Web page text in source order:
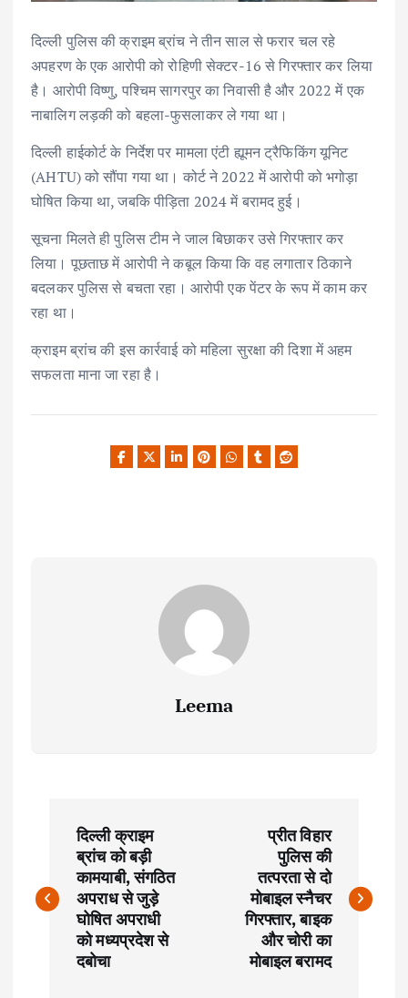
दिल्ली पुलिस की क्राइम ब्रांच ने तीन साल से फरार चल रहे
अपहरण के एक आरोपी को रोहिणी सेक्टर-16 से गिरफ्तार कर लिया
है। आरोपी विष्णु, पश्चिम सागरपुर का निवासी है और 2022 में एक
नाबालिग लड़की को बहला-फुसलाकर ले गया था।
दिल्ली हाईकोर्ट के निर्देश पर मामला एंटी ह्यूमन ट्रैफिकिंग यूनिट
(AHTU) को सौंपा गया था। कोर्ट ने 2022 में आरोपी को भगोड़ा
घोषित किया था, जबकि पीड़िता 2024 में बरामद हुई।
सूचना मिलते ही पुलिस टीम ने जाल बिछाकर उसे गिरफ्तार कर
लिया। पूछताछ में आरोपी ने कबूल किया कि वह लगातार ठिकाने
बदलकर पुलिस से बचता रहा। आरोपी एक पेंटर के रूप में काम कर
रहा था।
क्राइम ब्रांच की इस कार्रवाई को महिला सुरक्षा की दिशा में अहम
सफलता माना जा रहा है।
Leema
s
दिल्ली क्राइम
ब्रांच को बड़ी
कामयाबी, संगठित
अपराध से जुड़े
घोषित अपराधी
को मध्यप्रदेश से
दबोचा
प्रीत विहार
पुलिस की
तत्परता से दो
मोबाइल स्नैचर
गिरफ्तार, बाइक
और चोरी का
मोबाइल बरामद